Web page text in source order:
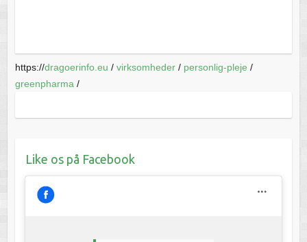
https://dragoerinfo.eu / virksomheder/ personlig-pleje /
greenpharma /
Like os på Facebook